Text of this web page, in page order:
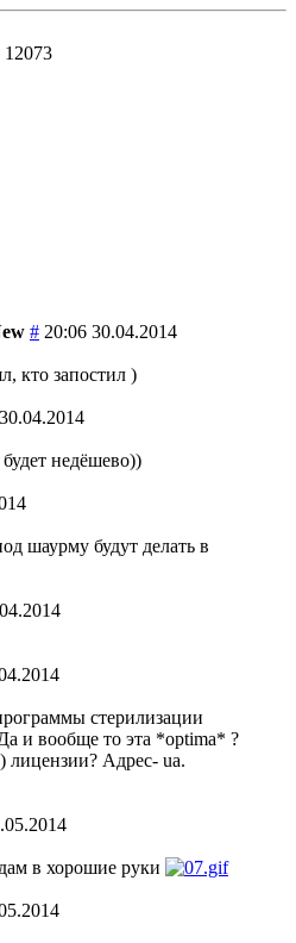
12073
# 20:06 30.04.2014
кто запостил )
недёшево))
шаурму будут делать в
стерилизации
и вообще то эта *optima* ?
лицензии? Адрес- ua.
в хорошие руки